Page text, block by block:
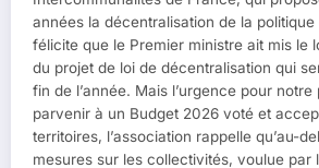
années la décentralisation de la politique
félicite que le Premier ministre ait mis le
du projet de loi de décentralisation qui
fin de l’année. Mais l’urgence pour
parvenir à un Budget 2026 voté et
territoires, l’association rappelle qu’au-
mesures sur les collectivités, voulue par